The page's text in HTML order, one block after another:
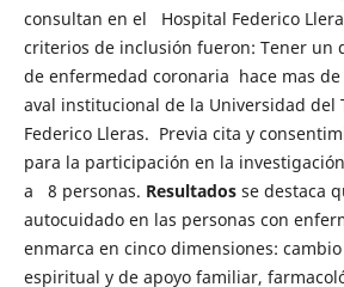
consultan en el Hospital Federico
criterios de inclusión fueron: Tener un
de enfermedad coronaria hace mas de
aval institucional de la Universidad del
Federico Lleras. Previa cita y
para la participación en la
a 8 personas. Resultadosse destaca
autocuidado en las personas con
enmarca en cinco dimensiones:
espiritual y de apoyo familiar,